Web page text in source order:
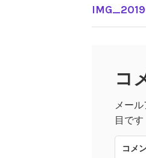
投
コ
メー
目です
コメ